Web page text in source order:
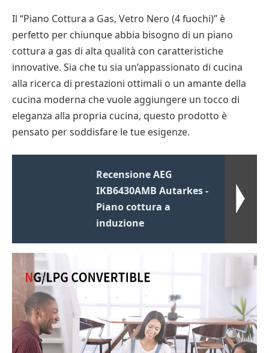
Il “Piano Cottura a Gas, Vetro Nero (4 fuochi)” è
perfetto per chiunque abbia bisogno di un piano
cottura a gas di alta qualità con caratteristiche
innovative. Sia che tu sia un’appassionato di cucina
alla ricerca di prestazioni ottimali o un amante della
cucina moderna che vuole aggiungere un tocco di
eleganza alla propria cucina, questo prodotto è
pensato per soddisfare le tue esigenze.
Recensione AEG
IKB6430AMB Autarkes -
Piano cottura a
induzione